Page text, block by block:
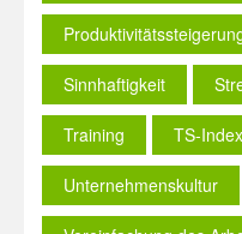
Sinnhaftigkeit
Training TS-Index
Unternehmenskultur